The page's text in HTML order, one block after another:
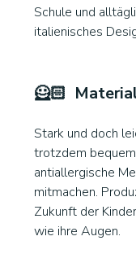
Schule und
italienisches
🦸🏻
Stark und doch
trotzdem
antiallergische
mitmachen.
Zukunft der
wie ihre Augen.